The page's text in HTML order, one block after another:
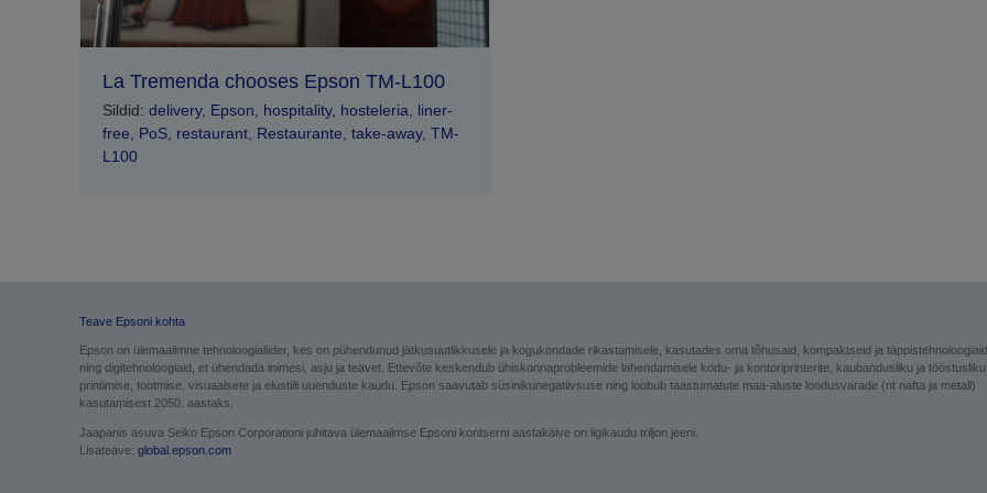
La Tremenda chooses Epson TM-L100
Sildid: delivery, Epson hospitality, hosteleria
liner-
free
PoS restaurant Restaurante take-away, TM-
L100
Teave Epsoni kohta
Epson on ülemaailmne tehnoloogialiider, kes on pühendunud jätkusuutlikkusele ja kogukondade rikastamisele, kasutades oma tõhusaid, kompaktseid ja täppistehnoloogiaid
ning digitehnoloogiaid, et ühendada inimesi, asju ja teavet. Ettevõte keskendub ühiskonnaprobleemide lahendamisele kodu- ja kontoriprinterite, kaubandusliku ja tööstusliku
printimise, tootmise, visuaalsete ja elustiili uuenduste kaudu. Epson saavutab süsinikunegatiivsuse ning loobub taastumatute maa-aluste loodusvarade (nt nafta ja metall)
kasutamisest 2050. aastaks.
Jaapanis asuva Seiko Epson Corporationi juhitava ülemaailmse Epsoni kontserni aastakäive on ligikaudu triljon jeeni.
Lisateave: global.epson.com